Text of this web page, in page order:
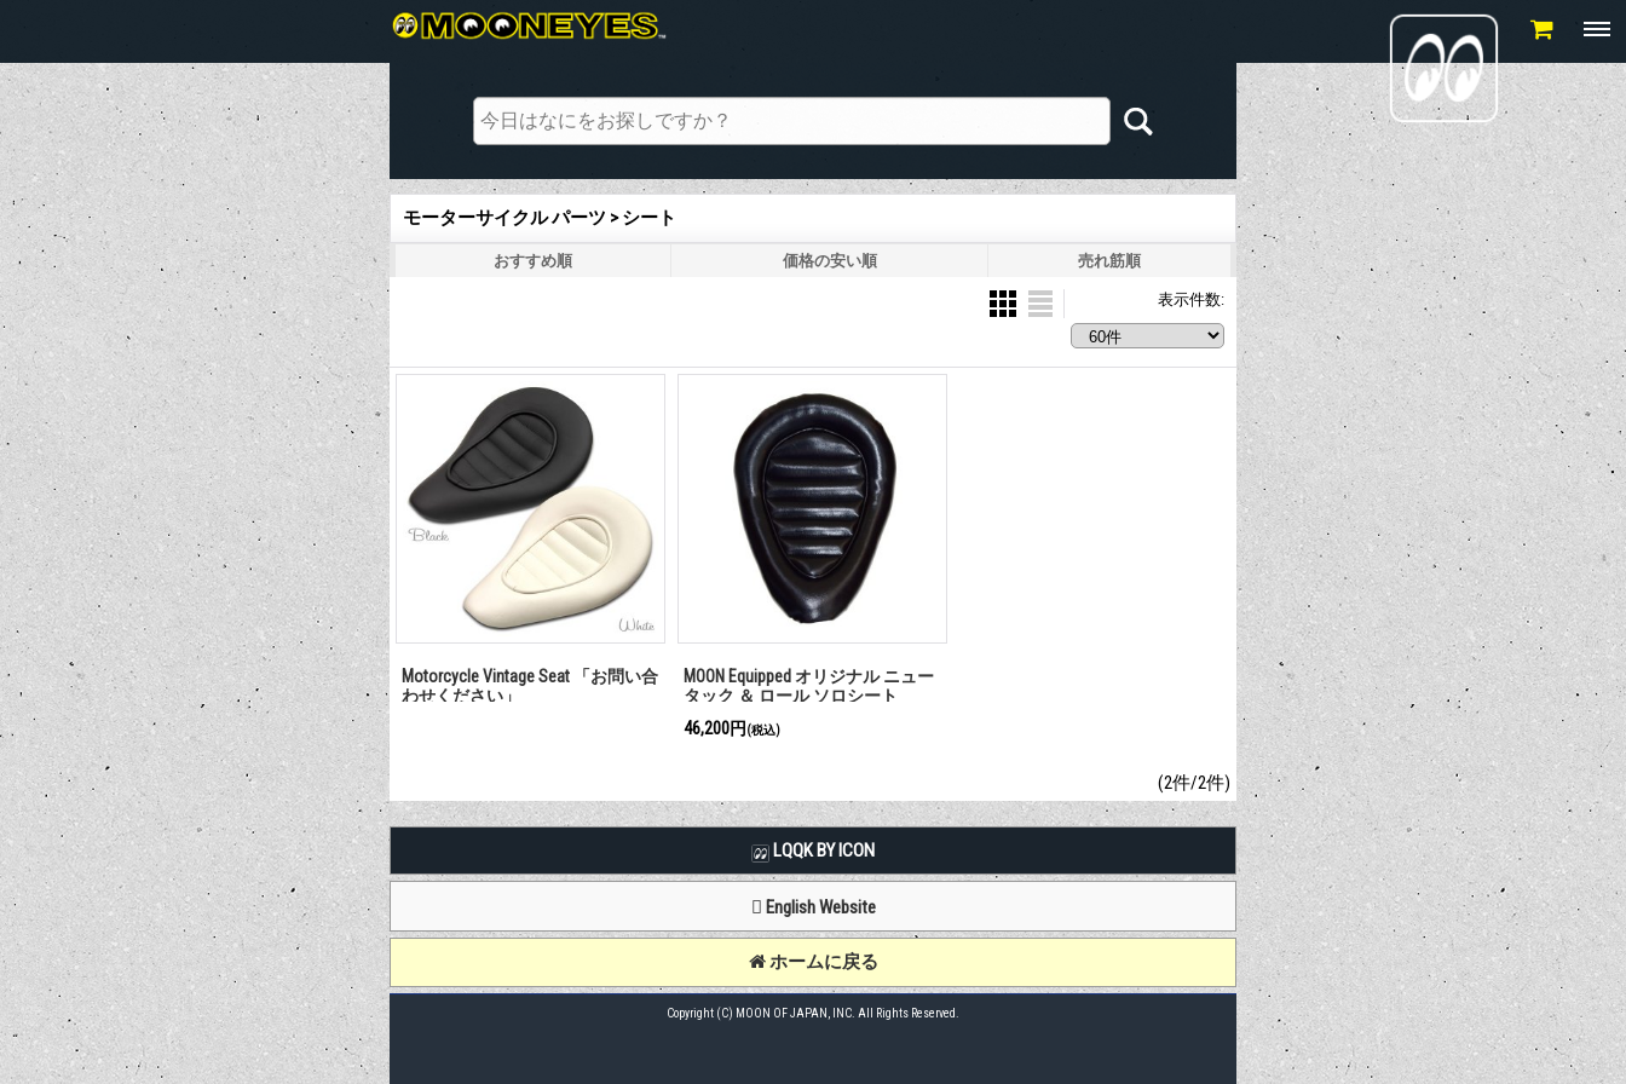
モーターサイクル パーツ > シート
おすすめ順 価格の安い順 売れ筋順
表示件数:
Motorcycle Vintage Seat 「お問い合
わせください」
MOON Equipped オリジナル ニュー
タック ＆ ロール ソロシート
46,200円 (税込)
(2件/2件)
LQQK BY ICON
English Website
ホームに戻る
Copyright (C) MOON OF JAPAN, INC. All Rights Reserved.